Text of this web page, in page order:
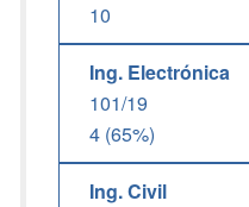
10
Ing. Electrónica
101/19
4 (65%)
Ing. Civil